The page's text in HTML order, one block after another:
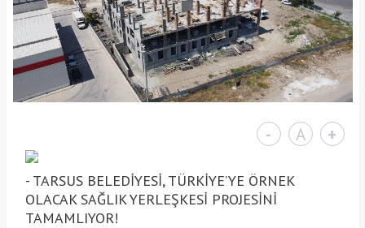
- A +
- TARSUS BELEDİYESİ, TÜRKİYE’YE ÖRNEK
OLACAK SAĞLIK YERLEŞKESİ PROJESİNİ
TAMAMLIYOR!